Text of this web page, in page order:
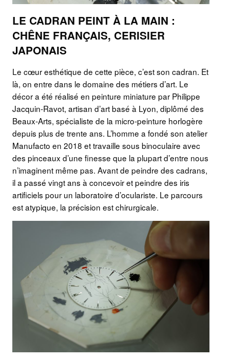
LE CADRAN PEINT À LA MAIN :
CHÊNE FRANÇAIS, CERISIER
JAPONAIS
Le cœur esthétique de cette pièce, c’est son cadran. Et
là, on entre dans le domaine des métiers d’art. Le
décor a été réalisé en peinture miniature par Philippe
Jacquin-Ravot, artisan d’art basé à Lyon, diplômé des
Beaux-Arts, spécialiste de la micro-peinture horlogère
depuis plus de trente ans. L’homme a fondé son atelier
Manufacto en 2018 et travaille sous binoculaire avec
des pinceaux d’une finesse que la plupart d’entre nous
n’imaginent même pas. Avant de peindre des cadrans,
il a passé vingt ans à concevoir et peindre des iris
artificiels pour un laboratoire d’oculariste. Le parcours
est atypique, la précision est chirurgicale.